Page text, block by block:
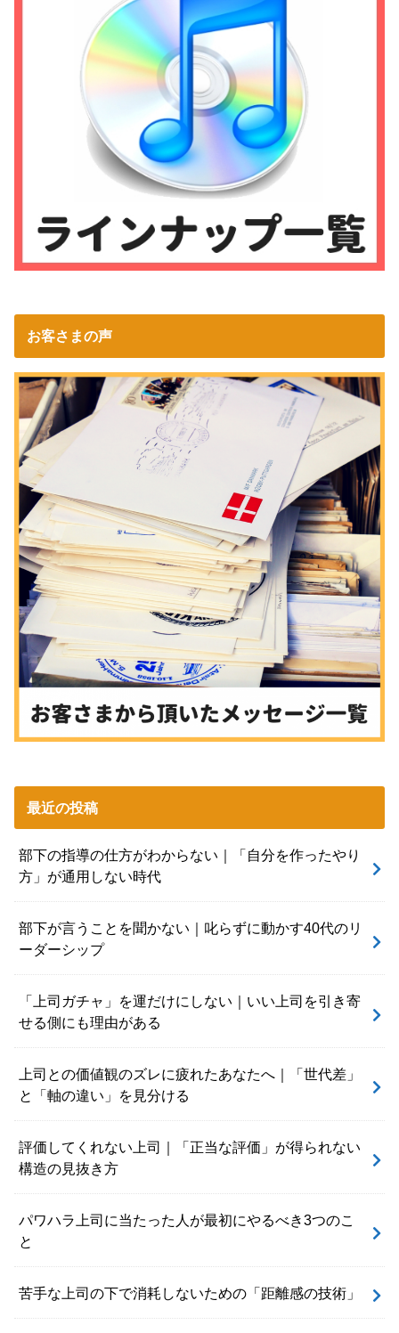
お客さまの声
最近の投稿
部下の指導の仕方がわからない｜「自分を作ったやり
方」が通用しない時代
部下が言うことを聞かない｜叱らずに動かす40代のリ
ーダーシップ
「上司ガチャ」を運だけにしない｜いい上司を引き寄
せる側にも理由がある
上司との価値観のズレに疲れたあなたへ｜「世代差」
と「軸の違い」を見分ける
評価してくれない上司｜「正当な評価」が得られない
構造の見抜き方
パワハラ上司に当たった人が最初にやるべき3つのこ
と
苦手な上司の下で消耗しないための「距離感の技術」